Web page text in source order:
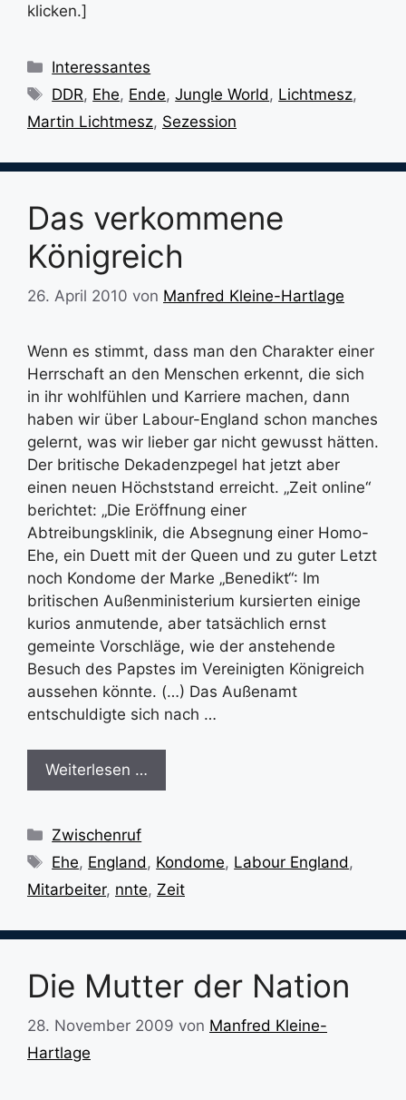
klicken.]
Kategorien
Interessantes
Schlagwörter
DDR, Ehe, Ende,Jungle World , Lichtmesz,
Martin Lichtmesz, Sezession
Das verkommene
Königreich
26. April 2010 von Manfred Kleine-Hartlage
Wenn es stimmt, dass man den Charakter einer
Herrschaft an den Menschen erkennt, die sich
in ihr wohlfühlen und Karriere machen, dann
haben wir über Labour-England schon manches
gelernt, was wir lieber gar nicht gewusst hätten.
Der britische Dekadenzpegel hat jetzt aber
einen neuen Höchststand erreicht. „Zeit online“
berichtet: „Die Eröffnung einer
Abtreibungsklinik, die Absegnung einer Homo-
Ehe, ein Duett mit der Queen und zu guter Letzt
noch Kondome der Marke „Benedikt“: Im
britischen Außenministerium kursierten einige
kurios anmutende, aber tatsächlich ernst
gemeinte Vorschläge, wie der anstehende
Besuch des Papstes im Vereinigten Königreich
aussehen könnte. (…) Das Außenamt
entschuldigte sich nach …
Weiterlesen …
Kategorien
Zwischenruf
Schlagwörter
Ehe, England , Kondome, Labour England ,
Mitarbeiter, nnte, Zeit
Die Mutter der Nation
28. November 2009 von Manfred Kleine-
Hartlage